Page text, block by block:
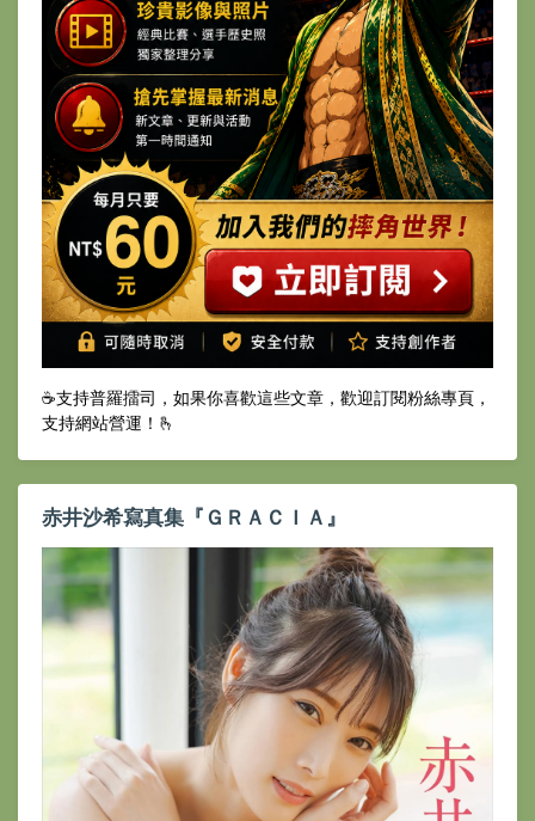
☕️支持普羅擂司，如果你喜歡這些文章，歡迎訂閱粉絲專頁，
支持網站營運！🫰
赤井沙希寫真集『ＧＲＡＣＩＡ』